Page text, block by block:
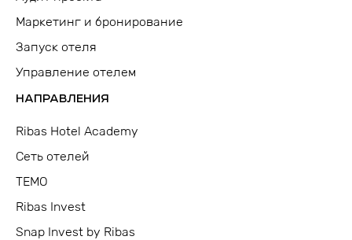
Маркетинг и бронирование
Запуск отеля
Управление отелем
НАПРАВЛЕНИЯ
Ribas Hotel Academy
Сеть отелей
TEMO
Ribas Invest
Snap Invest by Ribas